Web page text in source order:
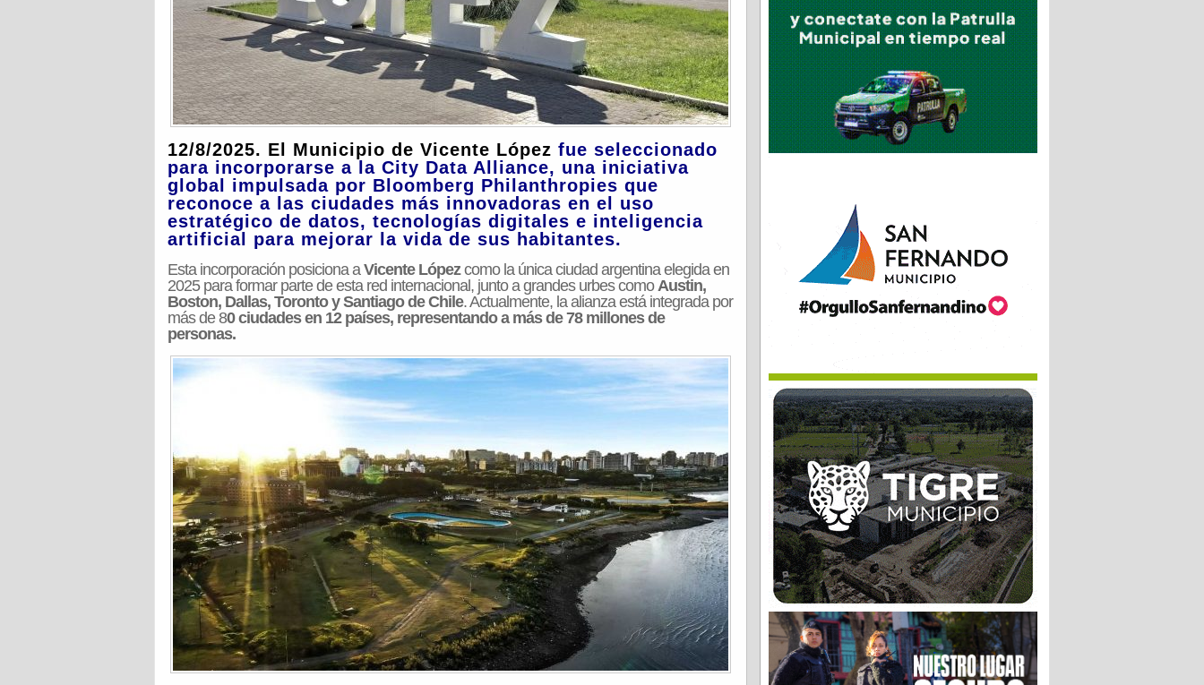
12/8/2025. El Municipio de Vicente López fue seleccionado
para incorporarse a la City Data Alliance, una iniciativa
global impulsada por B loomberg Philanthropies que
reconoce a las ciudades más innovadoras en el uso
estratégico de datos, tecnologías digitales e inteligencia
artificia l para mejorar la vida de sus habitantes.
Esta incorporación posiciona aVicente Lópezcomo la única ciudad argentina elegida en
2025 para formar parte de esta red internacional, junto a grandes urbes comoAustin,
Boston, Dallas, Toronto y Santiago de Chile. Actualmente, la alianza está integrada por
más de 80 ciudades en 12 países, representando a más de 78 millones de
personas.